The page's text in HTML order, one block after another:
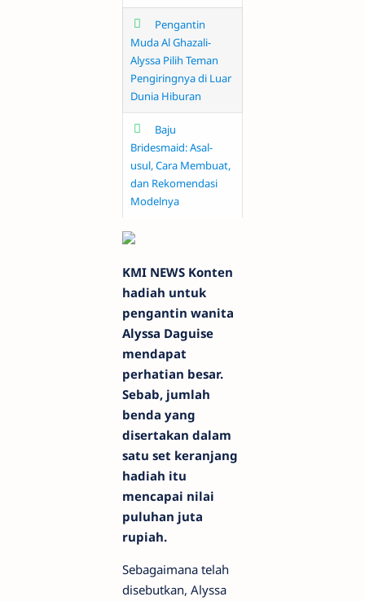
Pengantin
Muda Al Ghazali-
Alyssa Pilih Teman
Pengiringnya di Luar
Dunia Hiburan
Baju
Bridesmaid: Asal-
usul, Cara Membuat,
dan Rekomendasi
Modelnya
KMI NEWS Konten
hadiah untuk
pengantin wanita
Alyssa Daguise
mendapat
perhatian besar.
Sebab, jumlah
benda yang
disertakan dalam
satu set keranjang
hadiah itu
mencapai nilai
puluhan juta
rupiah.
Sebagaimana telah
disebutkan, Alyssa